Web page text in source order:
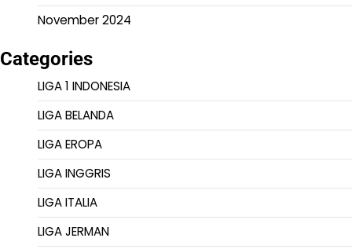
November 2024
Categories
LIGA 1 INDONESIA
LIGA BELANDA
LIGA EROPA
LIGA INGGRIS
LIGA ITALIA
LIGA JERMAN